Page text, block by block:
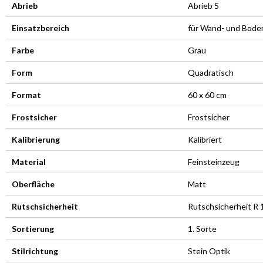
Abrieb Abrieb 5
Einsatzbereich für Wand- und
Farbe Grau
Form Quadratisch
Format 60 x 60 cm
Frostsicher Frostsicher
Kalibrierung Kalibriert
Material Feinsteinzeug
Oberfläche Matt
Rutschsicherheit Rutschsicherheit R
Sortierung 1. Sorte
Stilrichtung Stein Optik